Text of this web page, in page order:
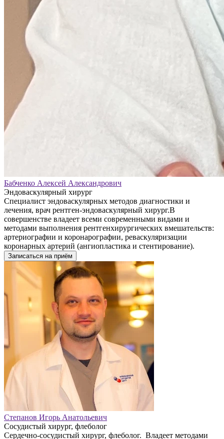
Бабченко Алексей Александрович
Эндоваскулярный хирург
Специалист эндоваскулярных методов диагностики и
лечения, врач рентген-эндоваскулярный хирург.В
совершенстве владеет всеми современными видами и
методами выполнения рентгенхирургических вмешательств:
артериографии и коронарографии, реваскуляризации
коронарных артерий (ангиопластика и стентирование).
Записаться на приём
Степанов Игорь Анатольевич
Сосудистый хирург, флеболог
Сердечно-сосудистый хирург, флеболог. Владеет методами